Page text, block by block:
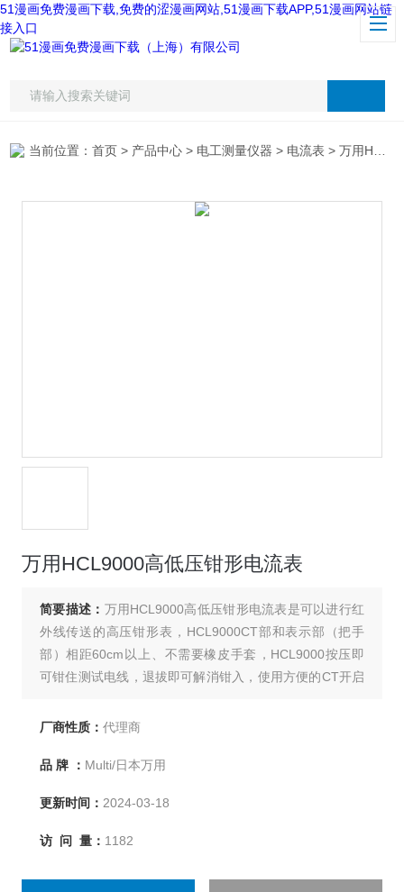
51漫画免费漫画下载,免费的涩漫画网站,51漫画下载APP,51漫画网站链
接入口
当前位置：首页 > 产品中心 > 电工测量仪器 > 电流表 > 万用HCL9000高低压钳形电流表
万用HCL9000高低压钳形电流表
简要描述： 万用HCL9000高低压钳形电流表是可以进行红
外线传送的高压钳形表，HCL9000CT部和表示部（把手
部）相距60cm以上、不需要橡皮手套，HCL9000按压即
可钳住测试电线，退拔即可解消钳入，使用方便的CT开启
厂商性质： 代理商
品 牌 ： Multi/日本万用
更新时间： 2024-03-18
访 问 量： 1182